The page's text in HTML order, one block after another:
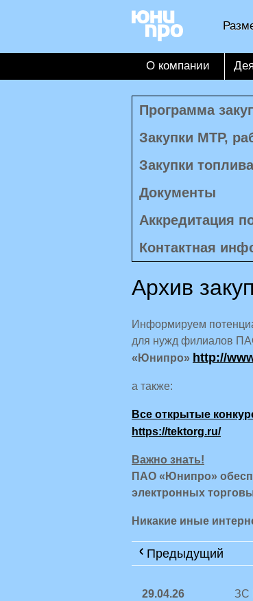
О компании
Программа
Закупки МТР,
Закупки топлива
Документы
Аккредитация
Контактная
Архив
Информируем
для нужд филиалов
«Юнипро» http://
а также:
Все открытые
https://tektorg.ru/
Важно знать!
ПАО «Юнипро»
электронных
Никакие иные
Предыдущий
29.04.26
ЗС